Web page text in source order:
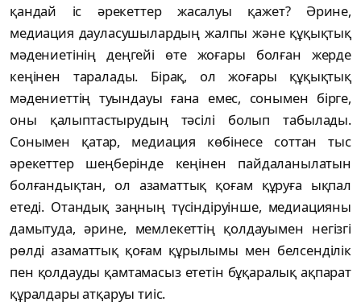
қандай іс әрекеттер жасалуы қажет? Әрине,
медиация дауласушылардың жалпы және құқықтық
мәдениетінің деңгейі өте жоғары болған жерде
кеңінен таралады. Бірақ, ол жоғары құқықтық
мәдениеттің туындауы ғана емес, сонымен бірге,
оны қалыптастырудың тәсілі болып табылады.
Сонымен қатар, медиация көбінесе соттан тыс
әрекеттер шеңберінде кеңінен пайдаланылатын
болғандықтан, ол азаматтық қоғам құруға ықпал
етеді. Отандық заңның түсіндіруінше, медиацияны
дамытуда, әрине, мемлекеттің қолдауымен негізгі
рөлді азаматтық қоғам құрылымы мен белсенділік
пен қолдауды қамтамасыз ететін бұқаралық ақпарат
құралдары атқаруы тиіс.